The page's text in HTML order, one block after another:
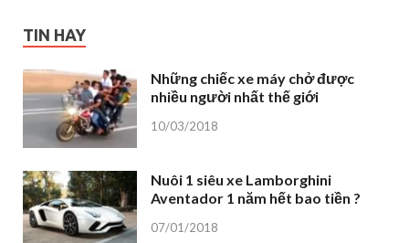
TIN HAY
Những chiếc xe máy chở được
nhiều người nhất thế giới
10/03/2018
Nuôi 1 siêu xe Lamborghini
Aventador 1 năm hết bao tiền ?
07/01/2018